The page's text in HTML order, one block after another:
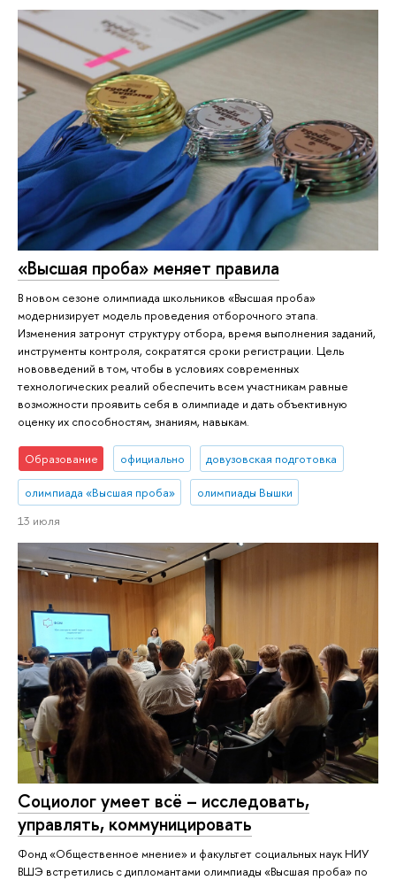
«Высшая проба» меняет правила
В новом сезоне олимпиада школьников «Высшая проба»
модернизирует модель проведения отборочного этапа.
Изменения затронут структуру отбора, время выполнения заданий,
инструменты контроля, сократятся сроки регистрации. Цель
нововведений в том, чтобы в условиях современных
технологических реалий обеспечить всем участникам равные
возможности проявить себя в олимпиаде и дать объективную
оценку их способностям, знаниям, навыкам.
Образование официально довузовская подготовка
олимпиада «Высшая проба»
олимпиады Вышки
13 июля
Социолог умеет всё – исследовать,
управлять, коммуницировать
Фонд «Общественное мнение» и факультет социальных наук НИУ
ВШЭ встретились с дипломантами олимпиады «Высшая проба» по